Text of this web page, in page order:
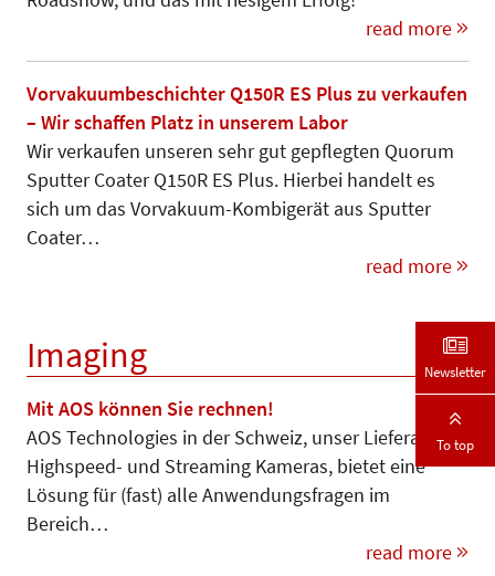
read more
Vorvakuumbeschichter Q150R ES Plus zu verkaufen
– Wir schaffen Platz in unserem Labor
Wir verkaufen unseren sehr gut gepflegten Quorum
Sputter Coater Q150R ES Plus. Hierbei handelt es
sich um das Vorvakuum-Kombigerät aus Sputter
Coater…
read more
Imaging
Mit AOS können Sie rechnen!
AOS Technologies in der Schweiz, unser Lieferant für
Highspeed- und Streaming Kameras, bietet eine
Lösung für (fast) alle Anwendungsfragen im
Bereich…
read more
Newsletter
To top